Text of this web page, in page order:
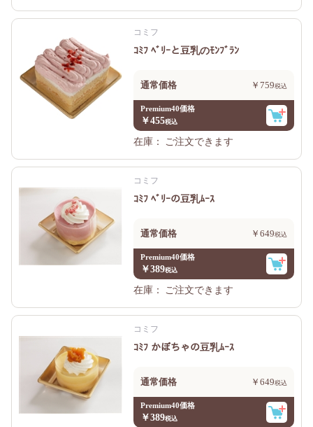
コミフ
ｺﾐﾌ ﾍﾞﾘｰと豆乳のﾓﾝﾌﾞﾗﾝ
通常価格 ￥759
Premium40価格
￥455
在庫：
ご注文できます
コミフ
ｺﾐﾌ ﾍﾞﾘｰの豆乳ﾑｰｽ
通常価格 ￥649
Premium40価格
￥389
在庫：
ご注文できます
コミフ
ｺﾐﾌ かぼちゃの豆乳ﾑｰｽ
通常価格 ￥649
Premium40価格
￥389